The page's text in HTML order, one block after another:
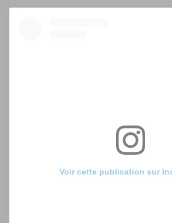
Voir cette publication sur